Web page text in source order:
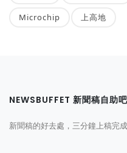
Microchip 上高地
NEWSBUFFET 新聞稿自助吧
新聞稿的好去處，三分鐘上稿完